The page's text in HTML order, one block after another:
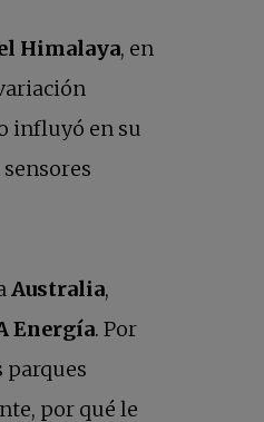
Himalaya, en
influyó en su
Australia,
Energía. Por
parques
por qué le